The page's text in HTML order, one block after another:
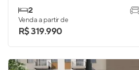
2
Venda a partir de
R$ 319.990